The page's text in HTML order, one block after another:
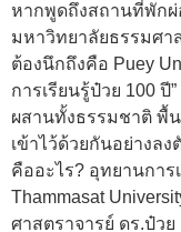
หากพูดถึงสถานที่พักผ่
มหาวิทยาลัยธรรมศ
ต้องนึกถึงคือ Puey
การเรียนรู้ป๋วย 100
ผสานทั้งธรรมชาติ พื้
เข้าไว้ด้วยกันอย่างลง
คืออะไร? อุทยานการ
Thammasat
ศาสตราจารย์ ดร.ป๋ว